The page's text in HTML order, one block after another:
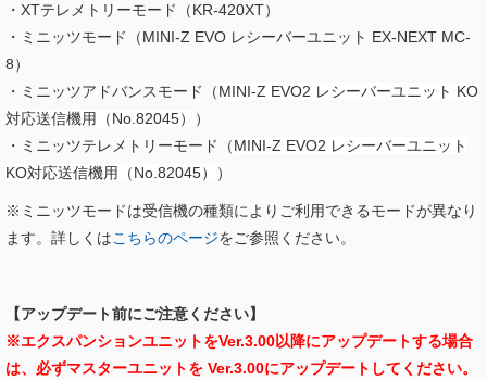
・XTテレメトリーモード（KR-420XT）
・ミニッツモード（MINI-Z EVO レシーバーユニット EX-NEXT MC-
8）
・ミニッツアドバンスモード（MINI-Z EVO2 レシーバーユニット KO
対応送信機用（No.82045）
）
・ミニッツテレメトリーモード（MINI-Z EVO2 レシーバーユニット
KO対応送信機用（No.82045）
）
※ミニッツモードは受信機の種類によりご利用できるモードが異なり
ます。詳しくはこちらのページをご参照ください。
【アップデート前にご注意ください】
※エクスパンションユニットをVer.3.00以降にアップデートする場合
は、必ずマスターユニットを Ver.3.00にアップデートしてください。